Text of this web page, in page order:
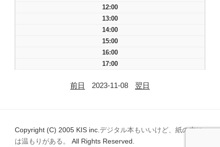
12:00
13:00
14:00
15:00
16:00
17:00
前日 2023-11-08 翌日
Copyright (C) 2005 KIS inc. デジタル本もいいけど、紙の本に
は温もりがある。 All Rights Reserved.